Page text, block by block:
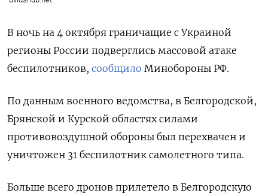
В ночь на 4 октября граничащие с Украиной
регионы России подверглись массовой атаке
беспилотников, сообщило Минобороны РФ.
По данным военного ведомства, в Белгородской,
Брянской и Курской областях силами
противовоздушной обороны был перехвачен и
уничтожен 31 беспилотник самолетного типа.
Больше всего дронов прилетело в Белгородскую